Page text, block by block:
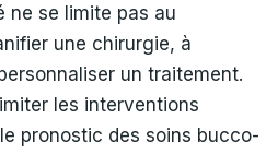
ne se limite pas au
une chirurgie, à
un traitement.
les interventions
pronostic des soins bucco-